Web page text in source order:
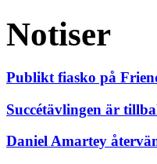
Notiser
Publikt fiasko på
Succétävlingen är
Daniel Amartey